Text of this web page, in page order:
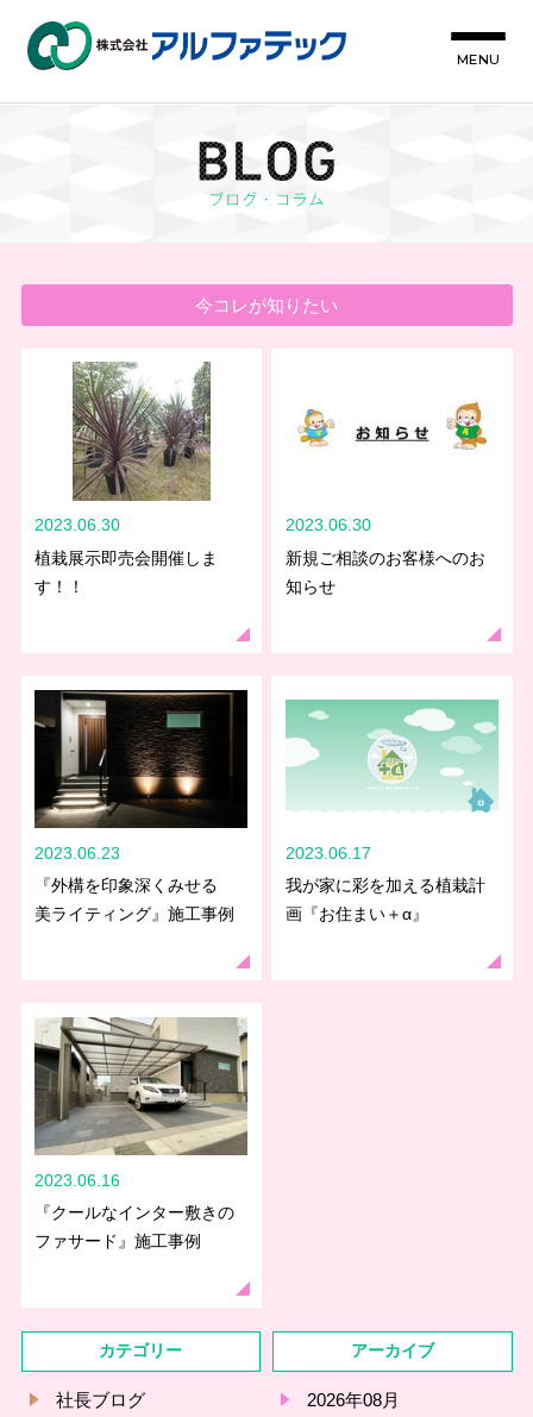
MENU
今コレが知りたい
2023.06.30
植栽展示即売会開催しま
す！！
2023.06.30
新規ご相談のお客様へのお
知らせ
2023.06.23
『外構を印象深くみせる
美ライティング』施工事例
2023.06.17
我が家に彩を加える植栽計
画『お住まい＋α』
2023.06.16
『クールなインター敷きの
ファサード』施工事例
カテゴリー
社長ブログ
アーカイブ
2026年08月